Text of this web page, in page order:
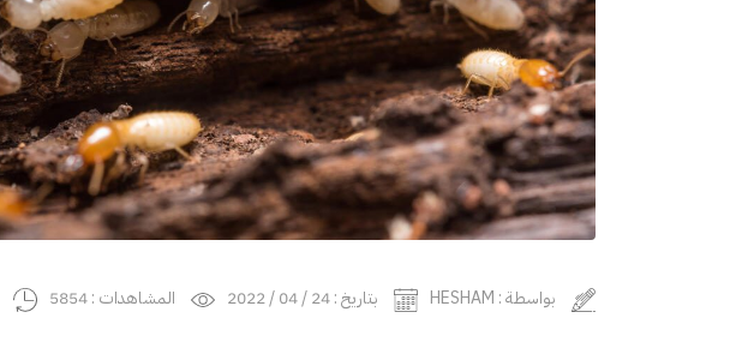
بواسطة : HESHAM بتاريخ : 24 / 04 / 2022 المشاهدات : 5854